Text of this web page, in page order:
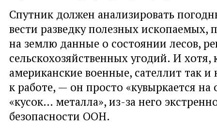
Спутник должен анализировать
вести разведку полезных ископаемых,
на землю данные о состоянии лесов,
сельскохозяйственных угодий. И
американские военные, сателлит так и
к работе, — он просто «кувыркается на
«кусок… металла», из-за него
безопасности ООН.